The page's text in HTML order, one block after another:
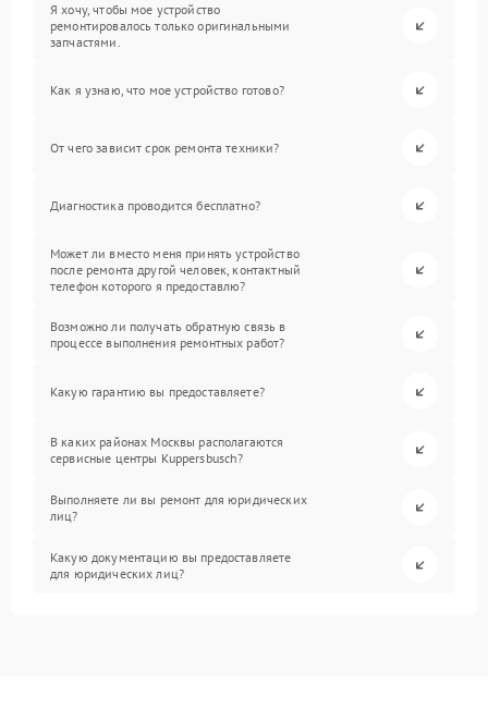
Я хочу, чтобы мое устройство
ремонтировалось только оригинальными
запчастями.
Как я узнаю, что мое устройство готово?
От чего зависит срок ремонта техники?
Диагностика проводится бесплатно?
Может ли вместо меня принять устройство
после ремонта другой человек, контактный
телефон которого я предоставлю?
Возможно ли получать обратную связь в
процессе выполнения ремонтных работ?
Какую гарантию вы предоставляете?
В каких районах Москвы располагаются
сервисные центры Kuppersbusch?
Выполняете ли вы ремонт для юридических
лиц?
Какую документацию вы предоставляете
для юридических лиц?